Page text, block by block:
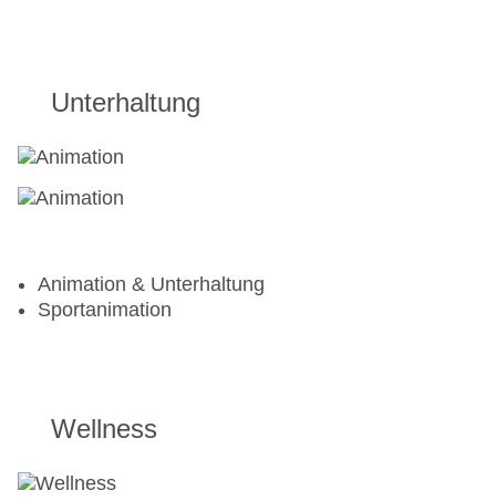
Unterhaltung
Animation & Unterhaltung
Sportanimation
Wellness